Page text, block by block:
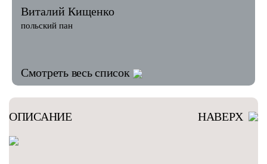
Виталий Кищенко
польский пан
Смотреть весь список
ОПИСАНИЕ НАВЕРХ